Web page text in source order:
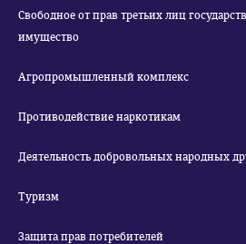
Свободное от прав третьих лиц
имущество
Агропромышленный комплекс
Противодействие наркотикам
Деятельность добровольных народных
Туризм
Защита прав потребителей